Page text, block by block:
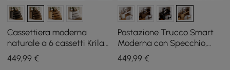
Cassettiera moderna
naturale a 6 cassetti Krila
da 1200 mm con stazione
di ricarica
449,99 €
Postazione Trucco Smart
Moderna con Specchio,
Naturale
449,99€